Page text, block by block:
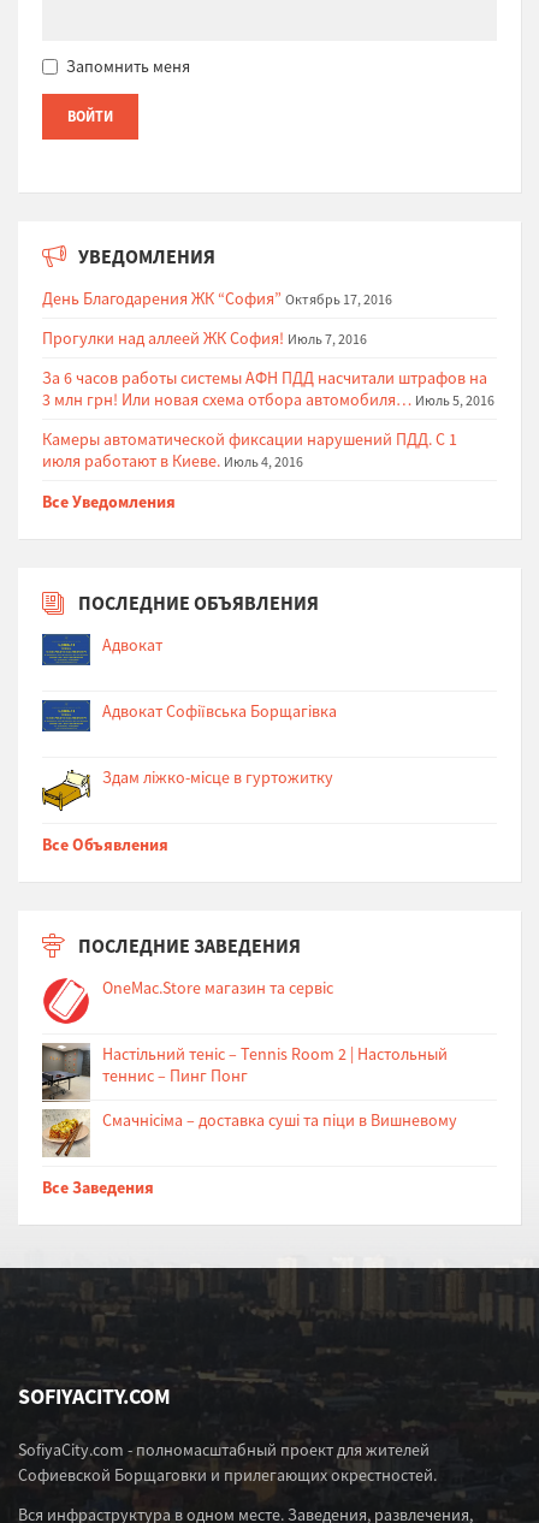
Запомнить меня
УВЕДОМЛЕНИЯ
День Благодарения ЖК “София” Октябрь 17, 2016
Прогулки над аллеей ЖК София! Июль 7, 2016
За 6 часов работы системы АФН ПДД насчитали штрафов на
3 млн грн! Или новая схема отбора автомобиля… Июль 5, 2016
Камеры автоматической фиксации нарушений ПДД. С 1
июля работают в Киеве. Июль 4, 2016
Все Уведомления
ПОСЛЕДНИЕ ОБЪЯВЛЕНИЯ
Адвокат
Адвокат Софіївська Борщагівка
Здам ліжко-місце в гуртожитку
Все Объявления
ПОСЛЕДНИЕ ЗАВЕДЕНИЯ
OneMac.Store магазин та сервіс
Настільний теніс – Tennis Room 2 | Настольный
теннис – Пинг Понг
Cмачнісіма – доставка суші та піци в Вишневому
Все Заведения
SOFIYACITY.COM
SofiyaCity.com - полномасштабный проект для жителей
Софиевской Борщаговки и прилегающих окрестностей.
Вся инфраструктура в одном месте. Заведения, развлечения,